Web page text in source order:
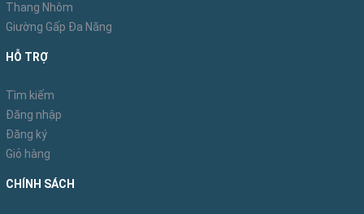
(T6063) đáp ứng tiêu chuẩn EU luôn sáng bóng, chịu lực tốt.
Thang Nhôm
Giường Gấp Đa Năng
HỖ TRỢ
Tìm kiếm
Đăng nhập
Đăng ký
Giỏ hàng
CHÍNH SÁCH